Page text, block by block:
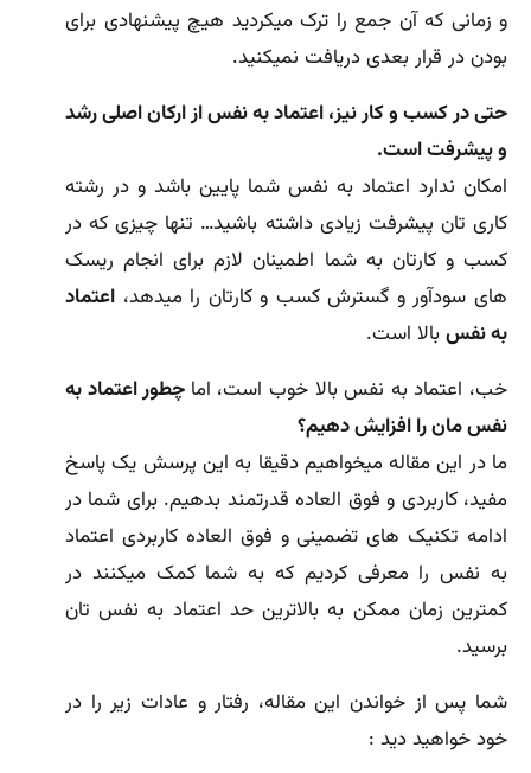
و زمانی که آن جمع را ترک میکردید هیچ پیشنهادی برای
بودن در قرار بعدی دریافت نمیکنید.
حتی در کسب و کار نیز، اعتماد به نفس از ارکان اصلی رشد
و پیشرفت است.
امکان ندارد اعتماد به نفس شما پایین باشد و در رشته
کاری تان پیشرفت زیادی داشته باشید… تنها چیزی که در
کسب و کارتان به شما اطمینان لازم برای انجام ریسک
های سودآور و گسترش کسب و کارتان را میدهد، اعتماد
به نفسبالا است.
خب، اعتماد به نفس بالا خوب است، اما چطور اعتماد به
نفس مان را افزایش دهیم؟
ما در این مقاله میخواهیم دقیقا به این پرسش یک پاسخ
مفید، کاربردی و فوق العاده قدرتمند بدهیم. برای شما در
ادامه تکنیک های تضمینی و فوق العاده کاربردی اعتماد
به نفس را معرفی کردیم که به شما کمک میکنند در
کمترین زمان ممکن به بالاترین حد اعتماد به نفس تان
برسید.
شما پس از خواندن این مقاله، رفتار و عادات زیر را در
خود خواهید دید :